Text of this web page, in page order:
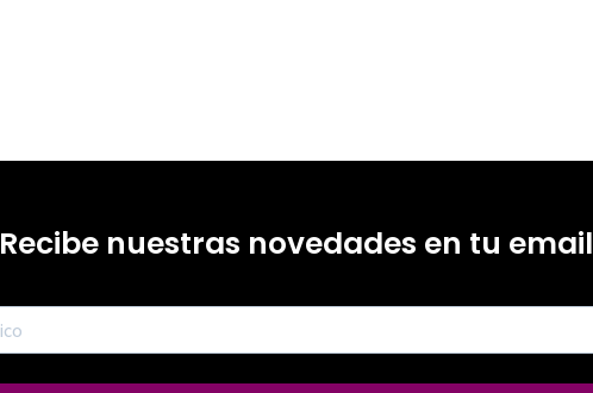
Recibe nuestras novedades en tu email